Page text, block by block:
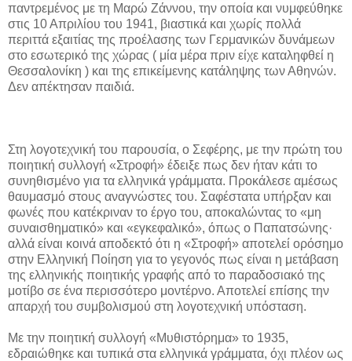
παντρεμένος με τη Μαρώ Ζάννου, την οποία και νυμφεύθηκε
στις 10 Απριλίου του 1941, βιαστικά και χωρίς πολλά
περιττά εξαιτίας της προέλασης των Γερμανικών δυνάμεων
στο εσωτερικό της χώρας ( μία μέρα πριν είχε καταληφθεί η
Θεσσαλονίκη ) και της επικείμενης κατάληψης των Αθηνών.
Δεν απέκτησαν παιδιά.
Στη λογοτεχνική του παρουσία, ο Σεφέρης, με την πρώτη του
ποιητική συλλογή «Στροφή» έδειξε πως δεν ήταν κάτι το
συνηθισμένο για τα ελληνικά γράμματα. Προκάλεσε αμέσως
θαυμασμό στους αναγνώστες του. Σαφέστατα υπήρξαν και
φωνές που κατέκριναν το έργο του, αποκαλώντας το «μη
συναισθηματικό» και «εγκεφαλικό», όπως ο Παπατσώνης·
αλλά είναι κοινά αποδεκτό ότι η «Στροφή» αποτελεί ορόσημο
στην Ελληνική Ποίηση για το γεγονός πως είναι η μετάβαση
της ελληνικής ποιητικής γραφής από το παραδοσιακό της
μοτίβο σε ένα περισσότερο μοντέρνο. Αποτελεί επίσης την
απαρχή του συμβολισμού στη λογοτεχνική υπόσταση.
Με την ποιητική συλλογή «Μυθιστόρημα» το 1935,
εδραιώθηκε και τυπικά στα ελληνικά γράμματα, όχι πλέον ως